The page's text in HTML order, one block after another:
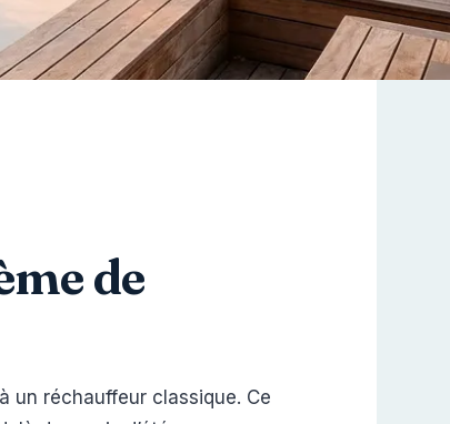
de
un réchauffeur classique. Ce